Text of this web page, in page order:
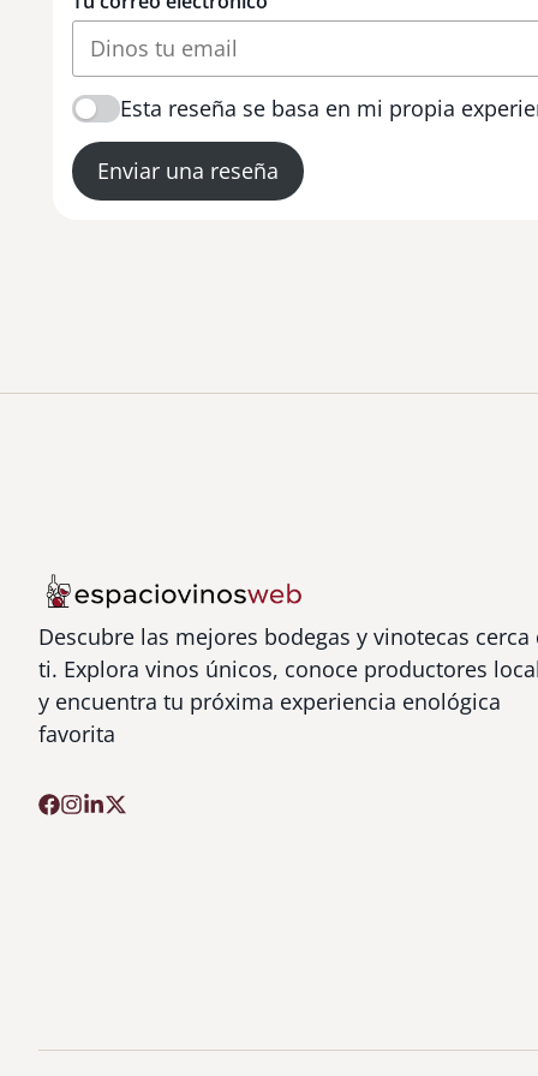
Esta reseña se basa en mi propia
Enviar una reseña
Descubre las mejores bodegas y vinotecas cerca
ti. Explora vinos únicos, conoce productores
y encuentra tu próxima experiencia enológica
favorita